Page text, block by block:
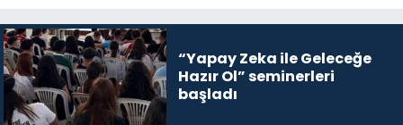
“Yapay Zeka ile Geleceğe
Hazır Ol” seminerleri
başladı